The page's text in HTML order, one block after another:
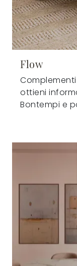
Flow
ottieni
Bontempi e